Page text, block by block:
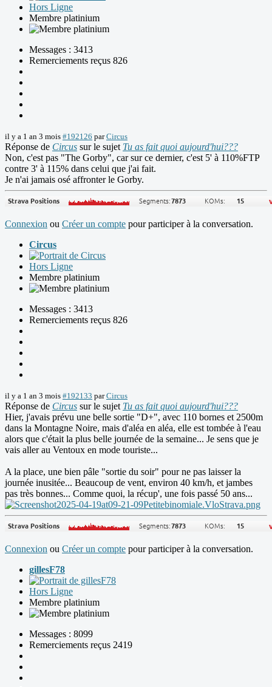
Hors Ligne
Membre platinium
Messages : 3413
Remerciements reçus 826
il y a 1 an 3 mois #192126 parCircus
Réponse de Circus sur le sujet Tu as fait quoi aujourd'hui???
Non, c'est pas "The Gorby", car sur ce dernier, c'est 5' à 110%FTP
contre 3' à 115% dans celui que j'ai fait.
Je n'ai jamais osé affronter le Gorby.
Connexion ou Créer un compte pour participer à la conversation.
Circus
Hors Ligne
Membre platinium
Messages : 3413
Remerciements reçus 826
il y a 1 an 3 mois #192133 parCircus
Réponse de Circus sur le sujet Tu as fait quoi aujourd'hui???
Hier, j'avais prévu une belle sortie "D+", avec 110 bornes et 2500m
dans la Montagne Noire, mais d'aléa en aléa, elle est tombée à l'eau
alors que c'était la plus belle journée de la semaine... Je sens que je
vais aller au Ventoux en mode touriste...
A la place, une bien pâle "sortie du soir" pour ne pas laisser la
journée inusitée... Beaucoup de vent, environ 40 km/h, et jambes
pas très bonnes... Comme quoi, la récup', une fois passé 50 ans...
Connexion ou Créer un compte pour participer à la conversation.
gillesF78
Hors Ligne
Membre platinium
Messages : 8099
Remerciements reçus 2419